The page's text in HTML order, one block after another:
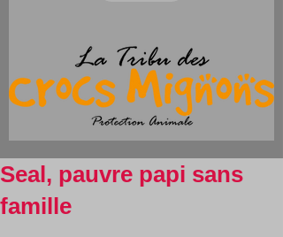
Seal, pauvre papi sans
famille